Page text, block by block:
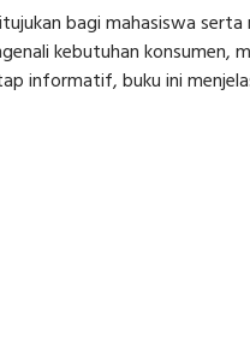
bagi mahasiswa serta
kebutuhan konsumen,
informatif, buku ini